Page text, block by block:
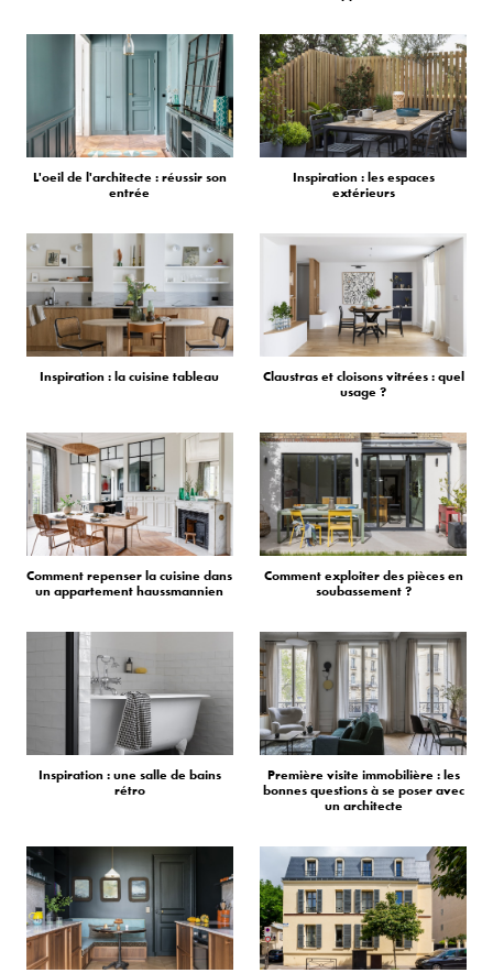
L'oeil de l'architecte : réussir son
entrée
Inspiration : les espaces
extérieurs
Inspiration : la cuisine tableau
Claustras et cloisons vitrées : quel
usage ?
Comment repenser la cuisine dans
un appartement haussmannien
Comment exploiter des pièces en
soubassement ?
Inspiration : une salle de bains
rétro
Première visite immobilière : les
bonnes questions à se poser avec
un architecte